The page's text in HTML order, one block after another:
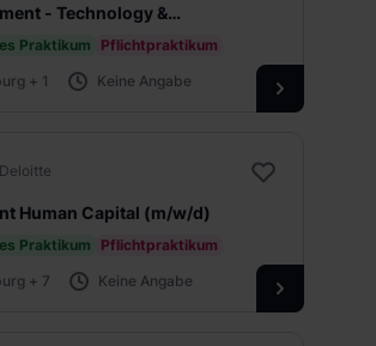
- Technology &
(m/w/d)
Praktikum
Pflichtpraktikum
+ 1
Keine Angabe
Deloitte
Human Capital (m/w/d)
Praktikum
Pflichtpraktikum
+ 7
Keine Angabe